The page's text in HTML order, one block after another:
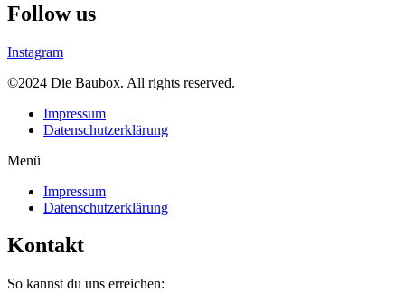
Follow us
Instagram
©2024 Die Baubox. All rights reserved.
Impressum
Datenschutzerklärung
Menü
Impressum
Datenschutzerklärung
Kontakt
So kannst du uns erreichen: